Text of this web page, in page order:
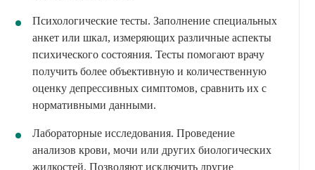
Психологические тесты. Заполнение специальных
анкет или шкал, измеряющих различные аспекты
психического состояния. Тесты помогают врачу
получить более объективную и количественную
оценку депрессивных симптомов, сравнить их с
нормативными данными.
Лабораторные исследования. Проведение
анализов крови, мочи или других биологических
жидкостей. Позволяют исключить другие